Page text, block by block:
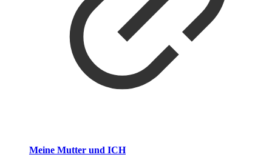
Meine Mutter und ICH